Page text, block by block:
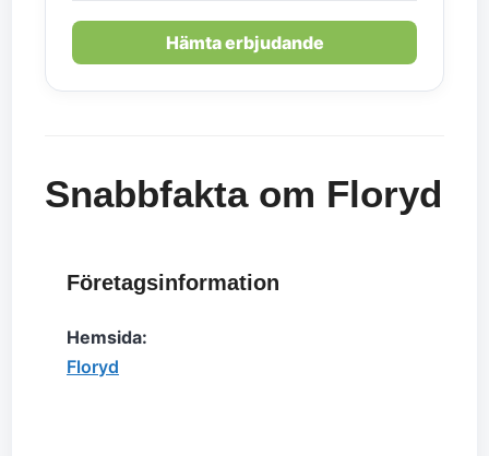
Hämta erbjudande
Snabbfakta om Floryd
Företagsinformation
Hemsida:
Floryd